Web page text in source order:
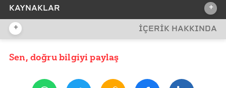
KAYNAKLAR +
REFERANSLAR
Boğaziçi Üniversitesi Kandilli Rasathanesi ve Deprem
Araştırma Enstitüsü Bölgesel Deprem-Tsunami İzleme
+ İÇERİK HAKKINDA
YAYIN TARİHİ
Sen, doğru bilgiyi paylaş